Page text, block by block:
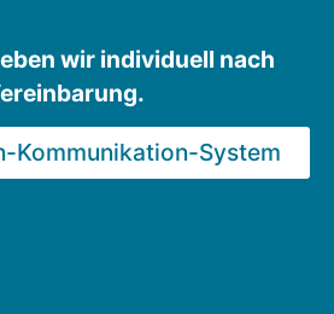
wir individuell nach
Kommunikation-System